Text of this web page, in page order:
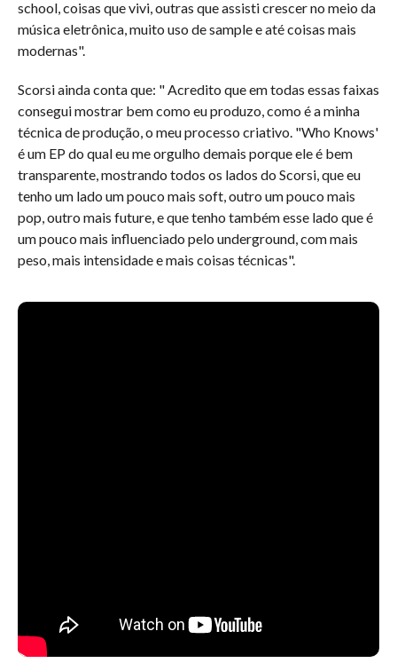
school, coisas que vivi, outras que assisti crescer no meio da
música eletrônica, muito uso de sample e até coisas mais
modernas".
Scorsi ainda conta que: " Acredito que em todas essas faixas
consegui mostrar bem como eu produzo, como é a minha
técnica de produção, o meu processo criativo. "Who Knows'
é um EP do qual eu me orgulho demais porque ele é bem
transparente, mostrando todos os lados do Scorsi, que eu
tenho um lado um pouco mais soft, outro um pouco mais
pop, outro mais future, e que tenho também esse lado que é
um pouco mais influenciado pelo underground, com mais
peso, mais intensidade e mais coisas técnicas".